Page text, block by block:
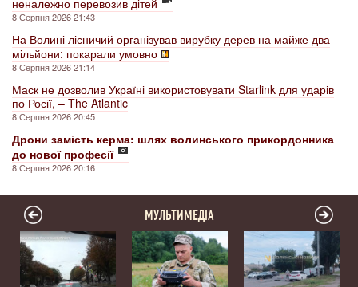
неналежно перевозив дітей
8 Серпня 2026 21:43
На Волині лісничий організував вирубку дерев на майже два
мільйони: покарали умовно
8 Серпня 2026 21:14
Маск не дозволив Україні використовувати Starlink для ударів
по Росії, – The Atlantic
8 Серпня 2026 20:45
Дрони замість керма: шлях волинського прикордонника
до нової професії
8 Серпня 2026 20:16
МУЛЬТИМЕДІА